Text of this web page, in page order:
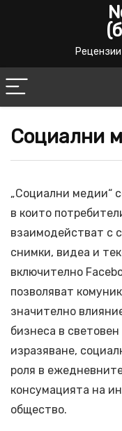
Социални
„Социални медии“
в които
взаимодействат с
снимки, видеа и
включително
позволяват
значително
бизнеса в
изразяване,
роля в
консумацията на
общество.